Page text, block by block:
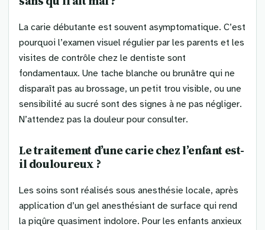
La carie débutante est souvent asymptomatique. C’est
pourquoi l’examen visuel régulier par les parents et les
visites de contrôle chez le dentiste sont
fondamentaux. Une tache blanche ou brunâtre qui ne
disparaît pas au brossage, un petit trou visible, ou une
sensibilité au sucré sont des signes à ne pas négliger.
N’attendez pas la douleur pour consulter.
Le traitement d’une carie chez l’enfant est-
il douloureux ?
Les soins sont réalisés sous anesthésie locale, après
application d’un gel anesthésiant de surface qui rend
la piqûre quasiment indolore. Pour les enfants anxieux